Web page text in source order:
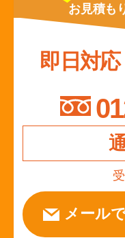
お見積も
即日対応
メール